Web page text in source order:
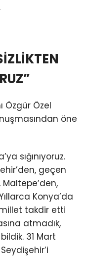
Özgür Özel
öne
sığınıyoruz.
geçen
Konya’da
takdir etti
atmadık,
31 Mart